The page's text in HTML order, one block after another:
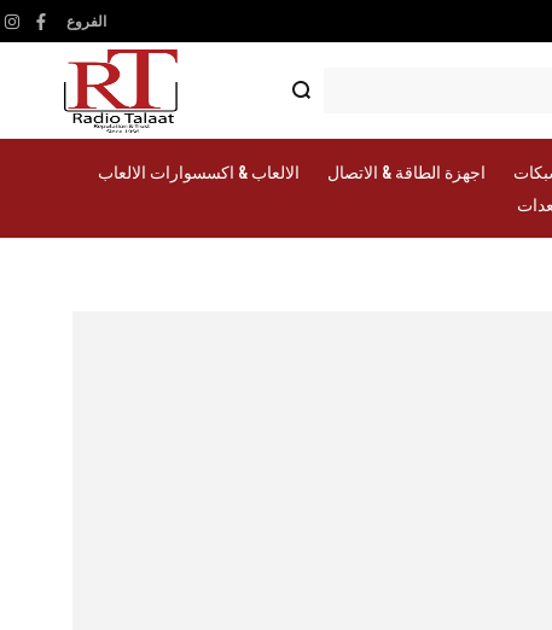
الفروع
اجهزة الطاقة & الاتصال
الالعاب & اكسسوارات الالعاب